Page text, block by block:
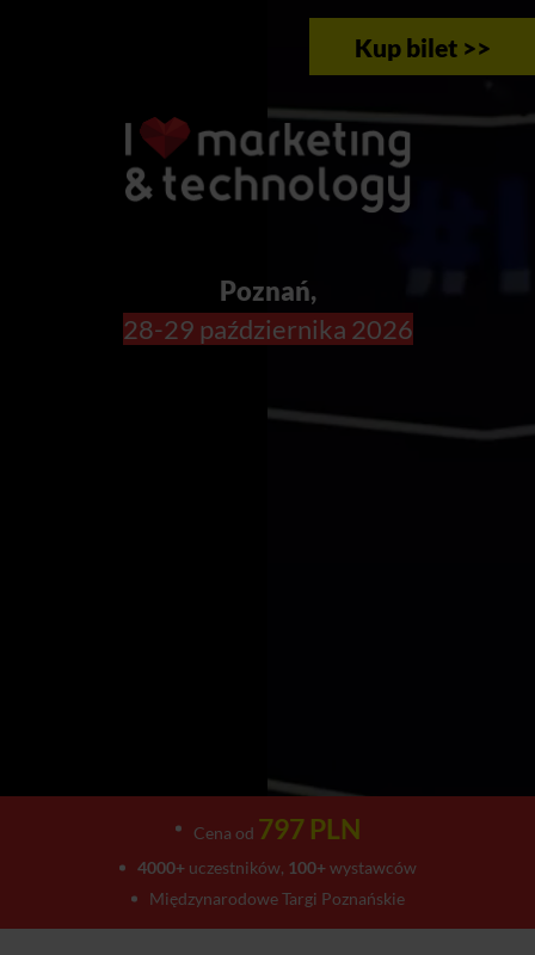
Kup bilet >>
Poznań,
28-29 października 2026
Cena od 797 PLN
4000+uczestników, 100+wystawców
Międzynarodowe Targi Poznańskie